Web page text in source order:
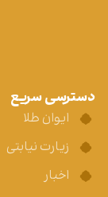
دسترسی سریع
ایوان طلا
زیارت نیابتی
اخبار